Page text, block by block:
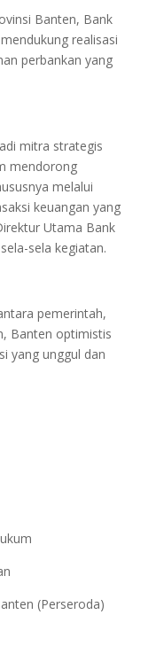
Banten, Bank
realisasi
perbankan yang
mitra strategis
mendorong
melalui
keuangan yang
Utama Bank
sela kegiatan.
pemerintah,
Banten optimistis
yang unggul dan
(Perseroda)